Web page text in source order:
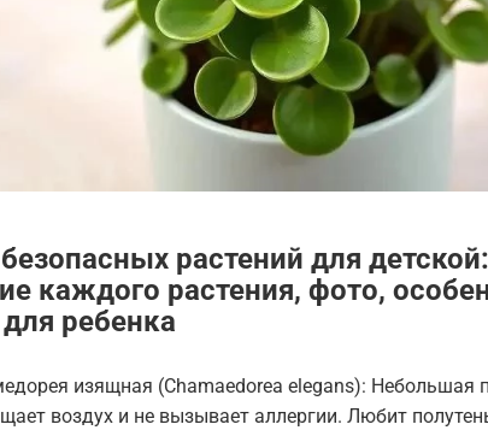
растений для
каждого растения, фото,
ребенка
изящная (Chamaedorea elegans): Небольшая
воздух и не вызывает аллергии. Любит